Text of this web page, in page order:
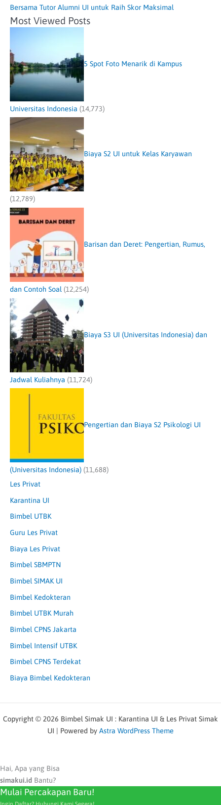
Bersama Tutor Alumni UI untuk Raih Skor Maksimal
Most Viewed Posts
5 Spot Foto Menarik di Kampus
Universitas Indonesia (14,773)
Biaya S2 UI untuk Kelas Karyawan
(12,789)
Barisan dan Deret: Pengertian, Rumus,
dan Contoh Soal (12,254)
Biaya S3 UI (Universitas Indonesia) dan
Jadwal Kuliahnya (11,724)
Pengertian dan Biaya S2 Psikologi UI
(Universitas Indonesia) (11,688)
Les Privat
Karantina UI
Bimbel UTBK
Guru Les Privat
Biaya Les Privat
Bimbel SBMPTN
Bimbel SIMAK UI
Bimbel Kedokteran
Bimbel UTBK Murah
Bimbel CPNS Jakarta
Bimbel Intensif UTBK
Bimbel CPNS Terdekat
Biaya Bimbel Kedokteran
Copyright © 2026 Bimbel Simak UI : Karantina UI & Les Privat Simak
UI | Powered by Astra WordPress Theme
Hai, Apa yang Bisa
simakui.id Bantu?
Mulai Percakapan Baru!